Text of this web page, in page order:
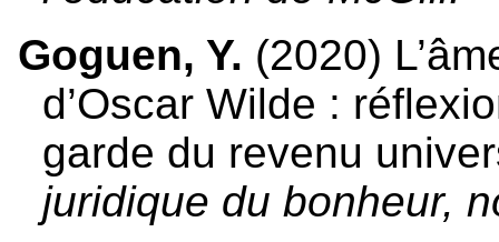
Goguen, Y. (2020)
d’Oscar Wilde :
garde du revenu
juridique du bonheur,